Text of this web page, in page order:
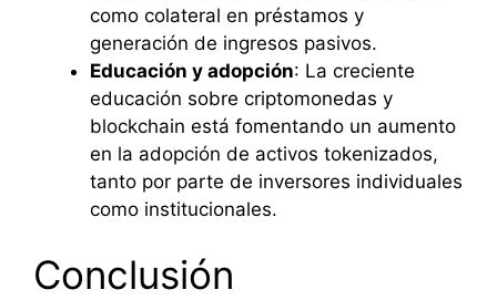
como colateral en préstamos y
generación de ingresos pasivos.
Educación y adopción: La creciente
educación sobre criptomonedas y
blockchain está fomentando un aumento
en la adopción de activos tokenizados,
tanto por parte de inversores individuales
como institucionales.
Conclusión